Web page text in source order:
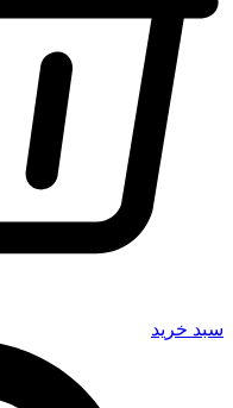
سبد خرید